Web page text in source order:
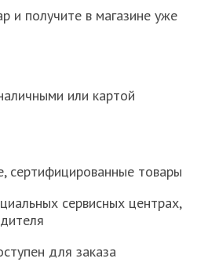
и получите в магазине уже
или картой
сертифицированные товары
сервисных центрах,
для заказа